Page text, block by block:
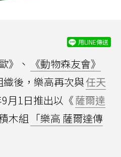
用LINE傳送
》、
《動物森友會》
織後，樂高再次與任天
月1日推出以《薩爾達
木組 「樂高 薩爾達傳